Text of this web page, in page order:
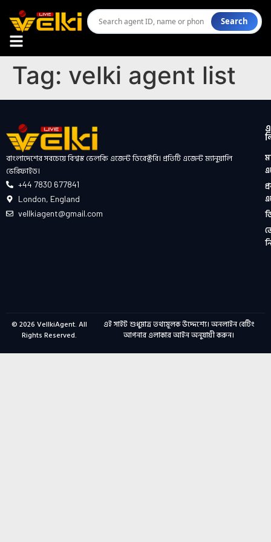
Search
Tag: velki agent list
বাংলাদেশের সবচেয়ে বিশ্বস্ত ভেলকি এজেন্ট ডিরেক্টরি। প্রতিটি এজেন্ট ম্যানুয়ালি
ভেরিফাইড।
+44 7830 677841
London, England
vellkiagent@gmail.com
© 2026VellkiAgent. All
Rights Reserved.
এই সাইট শুধুমাত্র তথ্যমূলক উদ্দেশ্যে। অনলাইন বেটিং
আপনার এলাকার আইন অনুযায়ী করুন।